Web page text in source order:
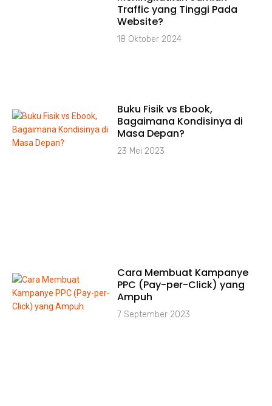
Traffic yang Tinggi Pada
Website?
18 Oktober 2024
Buku Fisik vs Ebook,
Bagaimana Kondisinya di
Masa Depan?
23 Mei 2023
Cara Membuat Kampanye
PPC (Pay-per-Click) yang
Ampuh
7 September 2023